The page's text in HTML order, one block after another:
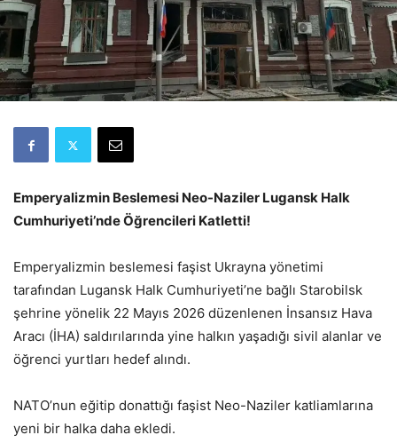
Emperyalizmin Beslemesi Neo-Naziler Lugansk Halk
Cumhuriyeti’nde Öğrencileri Katletti!
Emperyalizmin beslemesi faşist Ukrayna yönetimi
tarafından Lugansk Halk Cumhuriyeti’ne bağlı Starobilsk
şehrine yönelik 22 Mayıs 2026 düzenlenen İnsansız Hava
Aracı (İHA) saldırılarında yine halkın yaşadığı sivil alanlar ve
öğrenci yurtları hedef alındı.
NATO’nun eğitip donattığı faşist Neo-Naziler katliamlarına
yeni bir halka daha ekledi.